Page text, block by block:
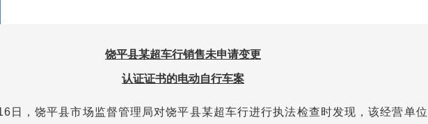
饶平县某超车行销售未申请变更
认证证书的电动自行车案
日，饶平县市场监督管理局对饶平县某超车行进行执法检查时发现，该经营单位